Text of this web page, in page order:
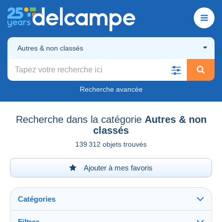
Autres & non classés
Recherche avancée
Recherche dans la catégorie Autres & non
classés
139 312 objets trouvés
Ajouter à mes favoris
Catégories